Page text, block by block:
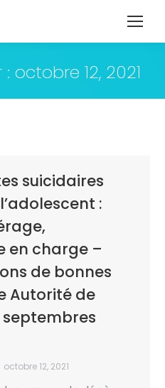
: octobre 12, 2021
suicidaires
:
en charge –
de bonnes
Autorité de
octobre 12, 2021